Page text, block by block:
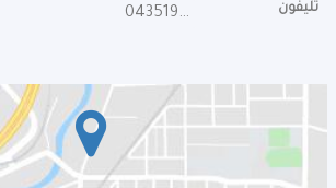
تليفون 043519560